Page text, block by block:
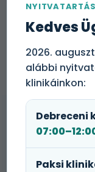
– Nutritív
Mit
Hogyan
Kedves
2026.
alábbi
klinikáinkon:
Debreceni
Paksi